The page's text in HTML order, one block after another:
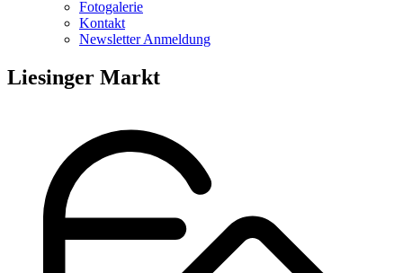
Fotogalerie
Kontakt
Newsletter Anmeldung
Liesinger Markt